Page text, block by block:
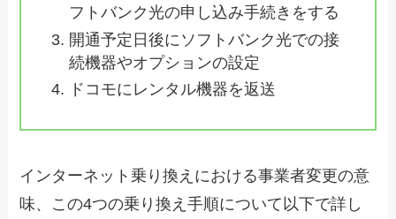
フトバンク光の申し込み手続きをする
開通予定日後にソフトバンク光での接
続機器やオプションの設定
ドコモにレンタル機器を返送
インターネット乗り換えにおける事業者変更の意
味、この4つの乗り換え手順について以下で詳し